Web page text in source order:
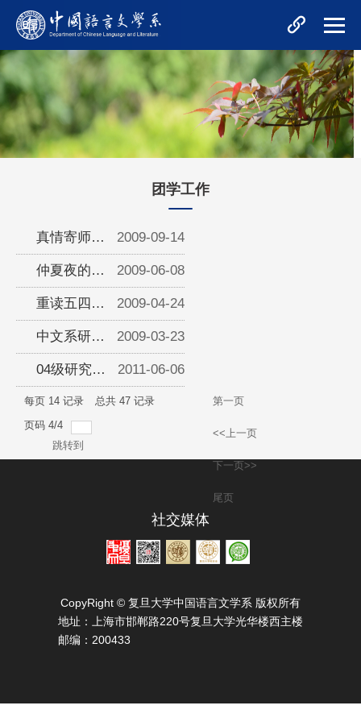
团学工作
2009-09-14
真情寄师恩
——08硕士
班教师节特
别行动
2009-06-08
仲夏夜的最
后一场飨宴
——2009年
度毕业戏
《庄周梦
蝶》
2009-04-24
重读五四经
典，重温五
四精神
2009-03-23
中文系研究
生团学联下
发学术诚信
倡议书
2011-06-06
04级研究生
党支部五角
场助学帮困
每页 14 记录 总共 47 记录 第一页
<<上一页
下一页>>
尾页
页码 4/4
跳转到
社交媒体
CopyRight © 复旦大学中国语言文学系 版权所有
地址：
上海市邯郸路220号复旦大学光华楼西主楼
邮编： 200433